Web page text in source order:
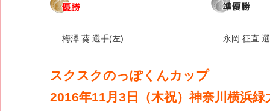
梅澤 葵 選手(左) 永岡 征直
スクスクのっぽくんカップ
2016年11月3日（木祝）神奈川横浜緑